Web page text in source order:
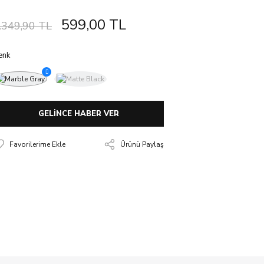
TL 599,00 TL
GELİNCE HABER VER
Ürünü Paylaş